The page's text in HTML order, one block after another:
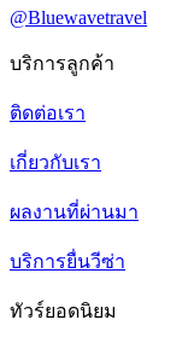
@Bluewavetravel
บริการลูกค้า
ติดต่อเรา
เกี่ยวกับเรา
ผลงานที่ผ่านมา
บริการยื่นวีซ่า
ทัวร์ยอดนิยม